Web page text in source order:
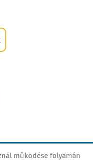
működése folyamán